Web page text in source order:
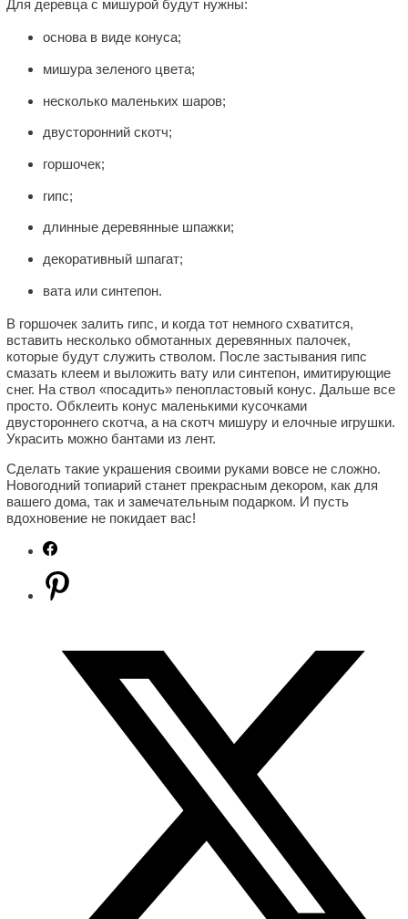
Для деревца с мишурой будут нужны:
основа в виде конуса;
мишура зеленого цвета;
несколько маленьких шаров;
двусторонний скотч;
горшочек;
гипс;
длинные деревянные шпажки;
декоративный шпагат;
вата или синтепон.
В горшочек залить гипс, и когда тот немного схватится,
вставить несколько обмотанных деревянных палочек,
которые будут служить стволом. После застывания гипс
смазать клеем и выложить вату или синтепон, имитирующие
снег. На ствол «посадить» пенопластовый конус. Дальше все
просто. Обклеить конус маленькими кусочками
двустороннего скотча, а на скотч мишуру и елочные игрушки.
Украсить можно бантами из лент.
Сделать такие украшения своими руками вовсе не сложно.
Новогодний топиарий станет прекрасным декором, как для
вашего дома, так и замечательным подарком. И пусть
вдохновение не покидает вас!